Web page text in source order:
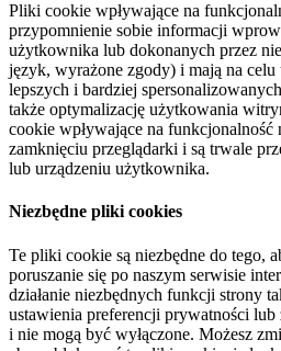
Pliki cookie wpływające na
przypomnienie sobie informacji
użytkownika lub dokonanych przez
język, wyrażone zgody) i mają na
lepszych i bardziej
także optymalizację użytkowania
cookie wpływające na funkcjonalność
zamknięciu przeglądarki i są trwale
lub urządzeniu użytkownika.
Niezbędne pliki cookies
Te pliki cookie są niezbędne do tego,
poruszanie się po naszym serwisie
działanie niezbędnych funkcji strony
ustawienia preferencji prywatności lub
i nie mogą być wyłączone. Możesz